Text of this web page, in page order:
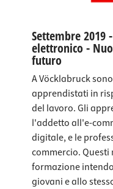
Settembre 2019
elettronico -
futuro
A Vöcklabruck
apprendistati in
del lavoro. Gli
l'addetto all'e-
digitale, e le
commercio.
formazione
giovani e allo